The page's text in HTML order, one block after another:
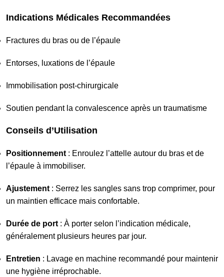
Indications Médicales Recommandées
Fractures du bras ou de l’épaule
Entorses, luxations de l’épaule
Immobilisation post-chirurgicale
Soutien pendant la convalescence après un traumatisme
Conseils d’Utilisation
Positionnement : Enroulez l’attelle autour du bras et de
l’épaule à immobiliser.
Ajustement : Serrez les sangles sans trop comprimer, pour
un maintien efficace mais confortable.
Durée de port : À porter selon l’indication médicale,
généralement plusieurs heures par jour.
Entretien : Lavage en machine recommandé pour maintenir
une hygiène irréprochable.